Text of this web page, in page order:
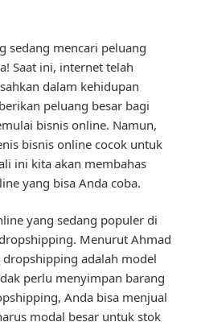
sedang mencari peluang
Saat ini, internet telah
dalam kehidupan
peluang besar bagi
bisnis online. Namun,
bisnis online cocok untuk
ini kita akan membahas
yang bisa Anda coba.
yang sedang populer di
Menurut Ahmad
adalah model
perlu menyimpan barang
Anda bisa menjual
modal besar untuk stok